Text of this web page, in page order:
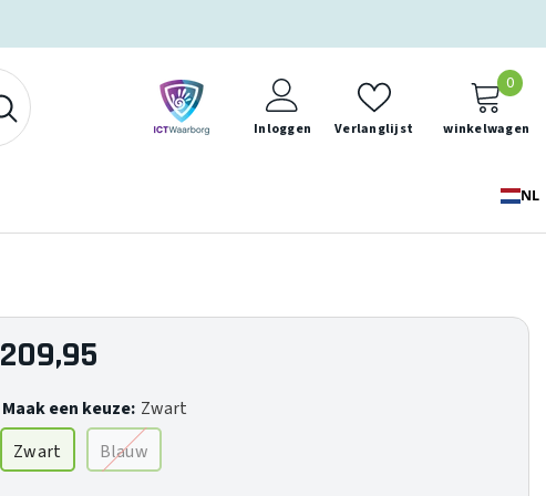
Inloggen Verlanglijst winkelwagen
00
NL
209,95
Maak een keuze: Zwart
Zwart
Blauw